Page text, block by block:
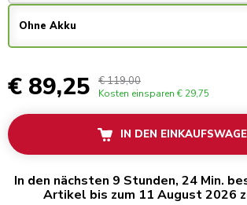
Ohne Akku
€ 89,25 € 119,00
Kosten einsparen € 29,75
IN DEN
In den nächsten 9 Stunden, 24 Min.
Artikel bis zum 11 August 2026